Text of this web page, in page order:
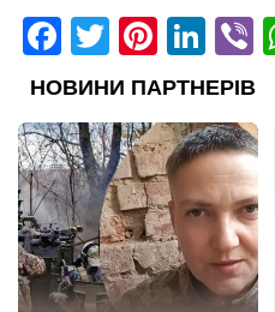
Facebook
Twitter